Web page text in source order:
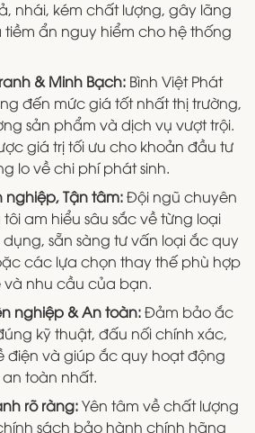
nhái, kém chất lượng, gây lãng
ẩn nguy hiểm cho hệ thống
& Minh Bạch: Bình Việt Phát
đến mức giá tốt nhất thị trường,
sản phẩm và dịch vụ vượt trội.
giá trị tối ưu cho khoản đầu tư
lo về chi phí phát sinh.
nghiệp, Tận tâm:Đội ngũ chuyên
am hiểu sâu sắc về từng loại
sẵn sàng tư vấn loại ắc quy
các lựa chọn thay thế phù hợp
và nhu cầu của bạn.
nghiệp & An toàn:Đảm bảo ắc
kỹ thuật, đấu nối chính xác,
điện và giúp ắc quy hoạt động
toàn nhất.
rõ ràng:Yên tâm về chất lượng
sách bảo hành chính hãng